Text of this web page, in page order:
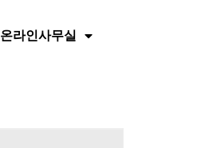
온라인사무실